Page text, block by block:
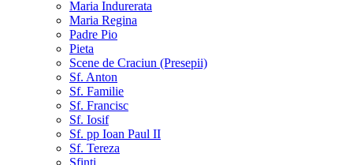
Maria Indurerata
Maria Regina
Padre Pio
Pieta
Scene de Craciun (Presepii)
Sf. Anton
Sf. Familie
Sf. Francisc
Sf. Iosif
Sf. pp Ioan Paul II
Sf. Tereza
Sfinti